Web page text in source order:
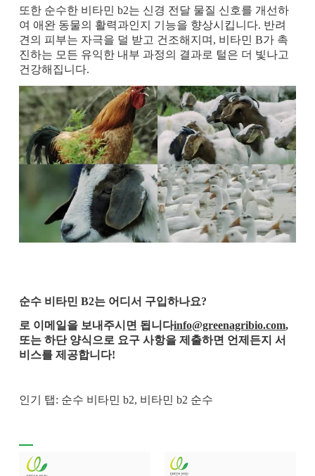
또한 순수한 비타민 b2는 신경 전달 물질 신호를 개선하
여 애완 동물의 활력과인지 기능을 향상시킵니다. 반려
견의 피부는 자극을 덜 받고 건조해지며, 비타민 B가 촉
진하는 모든 유익한 내부 과정의 결과로 털은 더 빛나고
건강해집니다.
순수 비타민 B2는 어디서 구입하나요?
로 이메일을 보내주시면 됩니다info@greenagribio.com,
또는 하단 양식으로 요구 사항을 제출하면 언제든지 서
비스를 제공합니다!
인기 탭: 순수 비타민 b2, 비타민 b2 순수